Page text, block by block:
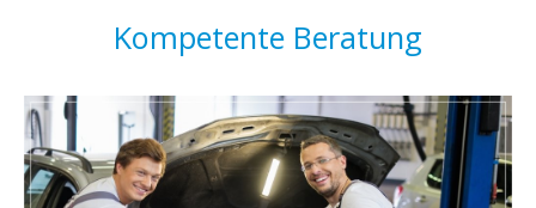
Kompetente Beratung